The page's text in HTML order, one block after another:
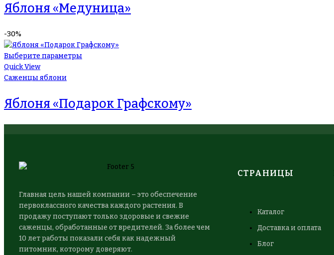
Яблоня «Медуница»
-30%
Выберите параметры
Quick View
Саженцы яблони
Яблоня «Подарок Графскому»
Главная цель нашей компании – это обеспечение
первоклассного качества каждого растения. В
продажу поступают только здоровые и свежие
саженцы, обработанные от вредителей. За более чем
10 лет работы показали себя как надежный
питомник, которому доверяют.
СТРАНИЦЫ
Каталог
Доставка и оплата
Блог